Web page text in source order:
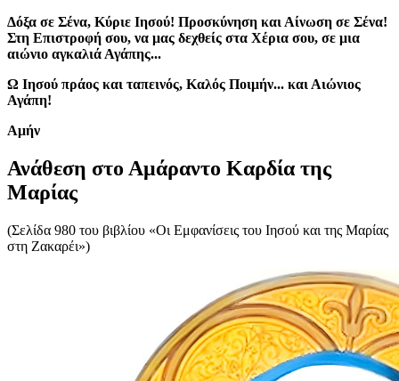
Δόξα σε Σένα, Κύριε Ιησού! Προσκύνηση και Αίνωση σε Σένα!
Στη Επιστροφή σου, να μας δεχθείς στα Χέρια σου, σε μια
αιώνιο αγκαλιά Αγάπης...
Ω Ιησού πράος και ταπεινός, Καλός Ποιμήν... και Αιώνιος
Αγάπη!
Aμήν
Ανάθεση στο Αμάραντο Καρδία της
Μαρίας
(Σελίδα 980 του βιβλίου «Οι Εμφανίσεις του Ιησού και της Μαρίας
στη Ζακαρέι»)